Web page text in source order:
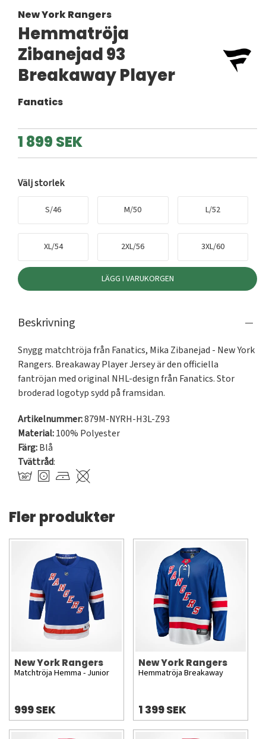
New York Rangers
Hemmatröja
Zibanejad 93
Breakaway Player
Fanatics
1 899 SEK
Välj storlek
S/46 M/50 L/52
XL/54 2XL/56 3XL/60
LÄGG I VARUKORGEN
Beskrivning
Snygg matchtröja från Fanatics, Mika Zibanejad - New York
Rangers. Breakaway Player Jersey är den officiella
fantröjan med original NHL-design från Fanatics. Stor
broderad logotyp sydd på framsidan.
Artikelnummer:879M-NYRH-H3L-Z93
Material:100% Polyester
Färg:Blå
Tvättråd:
Fler produkter
New York Rangers
Matchtröja Hemma - Junior
999 SEK
New York Rangers
Hemmatröja Breakaway
1 399 SEK